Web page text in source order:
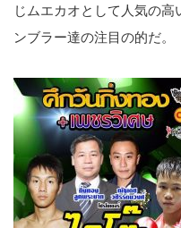
じムエカオとして人気の
ンブラー達の注目の的だ。